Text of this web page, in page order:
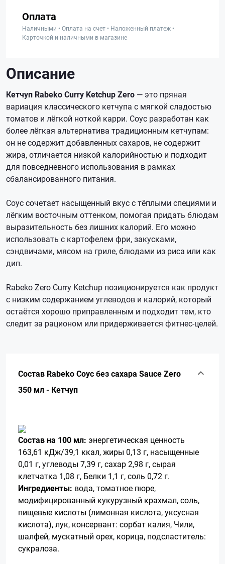
Оплата
Наличными • Оплата на счет • Наложенный платеж •
Карточкой и наличными в магазине
Описание
Кетчуп Rabeko Curry Ketchup Zero — это пряная
вариация классического кетчупа с мягкой сладостью
томатов и лёгкой ноткой карри. Соус разработан как
более лёгкая альтернатива традиционным кетчупам:
он не содержит добавленных сахаров, не содержит
жира, отличается низкой калорийностью и подходит
для повседневного использования в рамках
сбалансированного питания.
Соус сочетает насыщенный вкус с тёплыми специями и
лёгким восточным оттенком, помогая придать блюдам
выразительность без лишних калорий. Его можно
использовать с картофелем фри, закусками,
сэндвичами, мясом на гриле, блюдами из риса или как
дип.
Rabeko Zero Curry Ketchup позиционируется как продукт
с низким содержанием углеводов и калорий, который
остаётся хорошо приправленным и подходит тем, кто
следит за рационом или придерживается фитнес-целей.
Состав Rabeko Соус без сахара Sauce Zero
350 мл - Кетчуп
Состав на 100 мл: энергетическая ценность
163,61 кДж/39,1 ккал, жиры 0,13 г, насыщенные
0,01 г, углеводы 7,39 г, сахар 2,98 г, сырая
клетчатка 1,08 г, Белки 1,1 г, соль 0,72 г.
Ингредиенты: вода, томатное пюре,
модифицированный кукурузный крахмал, соль,
пищевые кислоты (лимонная кислота, уксусная
кислота), лук, консервант: сорбат калия, Чили,
шалфей, мускатный орех, корица, подсластитель:
сукралоза.